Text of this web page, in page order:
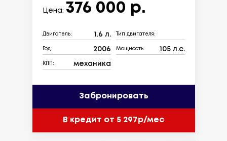
Цена: 376 000 р.
Двигатель: 1.6 л. Тип двигателя:
Год: 2006 Мощность: 105 л.с.
КПП: механика
Забронировать
В кредит от 5 297р/мес